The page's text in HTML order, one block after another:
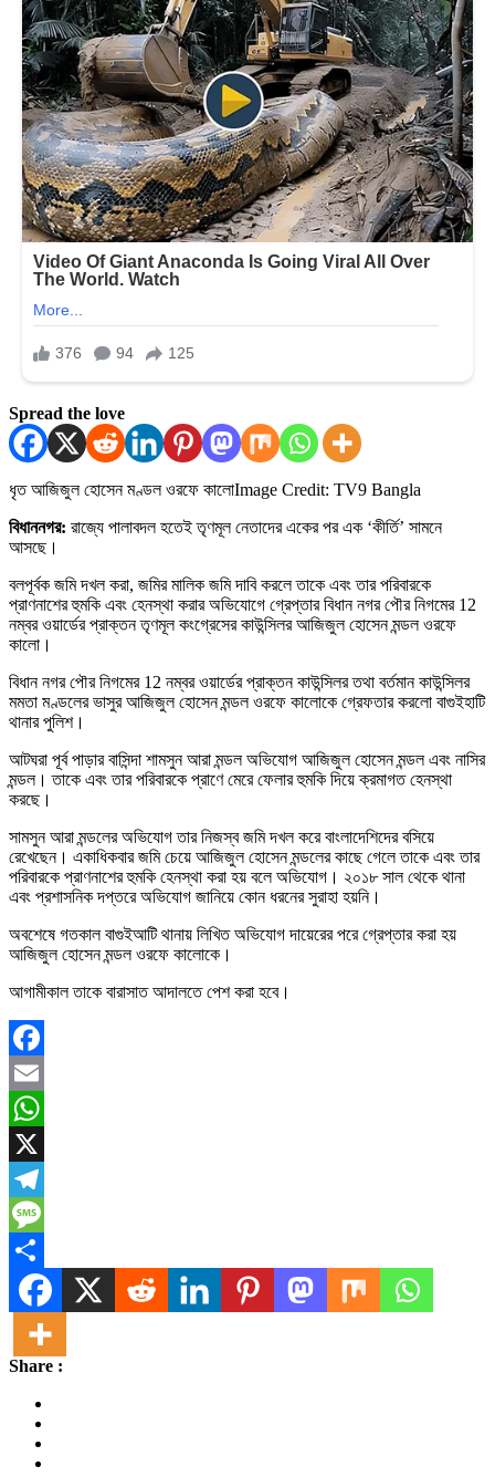
Spread the love
ধৃত আজিজুল হোসেন মণ্ডল ওরফে কালোImage Credit: TV9 Bangla
বিধাননগর: রাজ্যে পালাবদল হতেই তৃণমূল নেতাদের একের পর এক ‘কীর্তি’ সামনে
আসছে।
বলপূর্বক জমি দখল করা, জমির মালিক জমি দাবি করলে তাকে এবং তার পরিবারকে
প্রাণনাশের হুমকি এবং হেনস্থা করার অভিযোগে গ্রেপ্তার বিধান নগর পৌর নিগমের 12
নম্বর ওয়ার্ডের প্রাক্তন তৃণমূল কংগ্রেসের কাউন্সিলর আজিজুল হোসেন মন্ডল ওরফে
কালো।
বিধান নগর পৌর নিগমের 12 নম্বর ওয়ার্ডের প্রাক্তন কাউন্সিলর তথা বর্তমান কাউন্সিলর
মমতা মণ্ডলের ভাসুর আজিজুল হোসেন মন্ডল ওরফে কালোকে গ্রেফতার করলো বাগুইহাটি
থানার পুলিশ।
আটঘরা পূর্ব পাড়ার বাসিন্দা শামসুন আরা মন্ডল অভিযোগ আজিজুল হোসেন মন্ডল এবং নাসির
মন্ডল। তাকে এবং তার পরিবারকে প্রাণে মেরে ফেলার হুমকি দিয়ে ক্রমাগত হেনস্থা
করছে।
সামসুন আরা মন্ডলের অভিযোগ তার নিজস্ব জমি দখল করে বাংলাদেশিদের বসিয়ে
রেখেছেন। একাধিকবার জমি চেয়ে আজিজুল হোসেন মন্ডলের কাছে গেলে তাকে এবং তার
পরিবারকে প্রাণনাশের হুমকি হেনস্থা করা হয় বলে অভিযোগ। ২০১৮ সাল থেকে থানা
এবং প্রশাসনিক দপ্তরে অভিযোগ জানিয়ে কোন ধরনের সুরাহা হয়নি।
অবশেষে গতকাল বাগুইআটি থানায় লিখিত অভিযোগ দায়েরের পরে গ্রেপ্তার করা হয়
আজিজুল হোসেন মন্ডল ওরফে কালোকে।
আগামীকাল তাকে বারাসাত আদালতে পেশ করা হবে।
Facebook
Email
WhatsApp
X
Telegram
Message
Share
Share :